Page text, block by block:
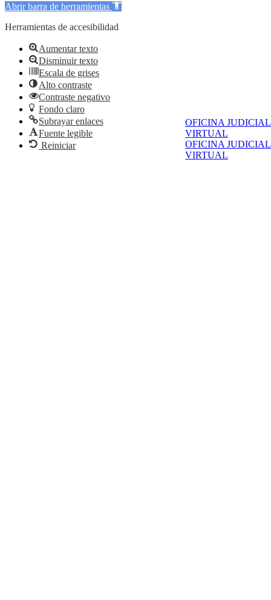
OFICINA JUDICIAL
VIRTUAL
OFICINA JUDICIAL
VIRTUAL
Abrir barra de herramientas
Herramientas de accesibilidad
Aumentar texto
Disminuir texto
Escala de grises
Alto contraste
Contraste negativo
Fondo claro
Subrayar enlaces
Fuente legible
Reiniciar